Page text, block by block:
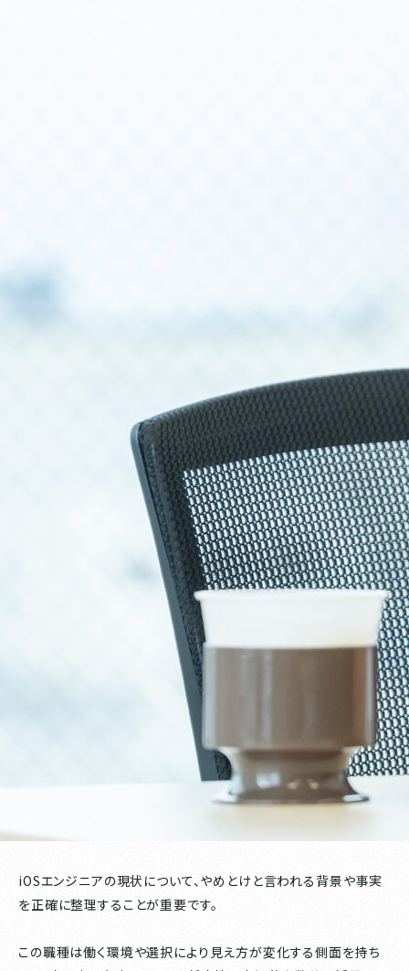
iOSエンジニアの現状について、やめとけと言われる背景や事実
を正確に整理することが重要です。
この職種は働く環境や選択により見え方が変化する側面を持ち